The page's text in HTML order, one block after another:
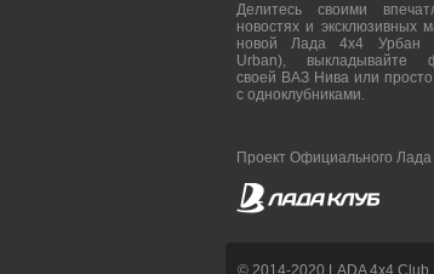
Делитесь своими
новостях и эксклюзивных
новой Лада 4х4 Урбан
Urban), выкладывайте
своей ВАЗ Нива или
с одноклубниками.
Проект Официального Лада
© 2014-2020 LADA 4x4 Club